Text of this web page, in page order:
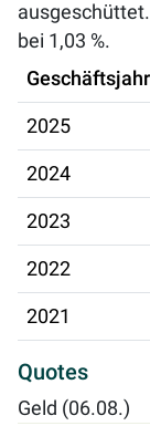
bei 1,03 %.
Geschäftsjahr
2025
2024
2023
2022
2021
Quotes
Geld (06.08.)